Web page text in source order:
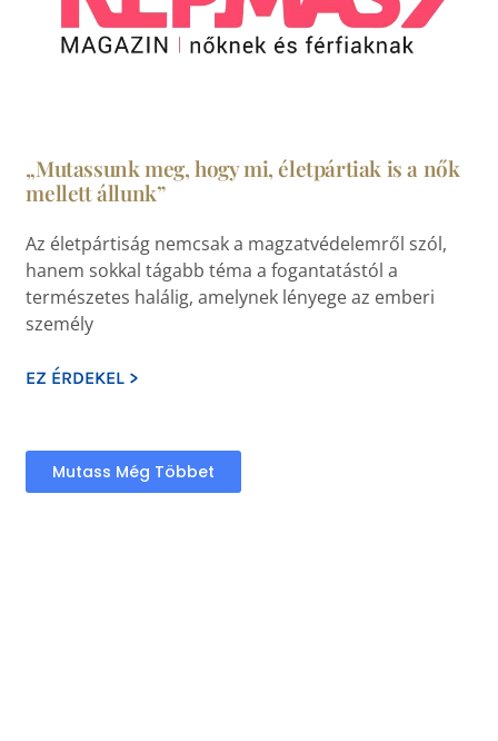
„Mutassunk meg, hogy mi, életpártiak is a nők
mellett állunk”
Az életpártiság nemcsak a magzatvédelemről szól,
hanem sokkal tágabb téma a fogantatástól a
természetes halálig, amelynek lényege az emberi
személy
EZ ÉRDEKEL >
Mutass Még Többet